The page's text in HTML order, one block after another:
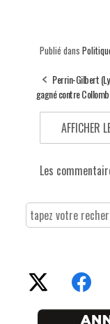
Publié dans
Perrin-Gilbert
gagné contre Collomb
AFFICHER
Les